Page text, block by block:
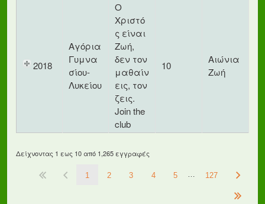
2018
Αγόρια
Γυμνα
σίου-
Λυκείου
Ο
Χριστό
ς είναι
Ζωή,
δεν τον
μαθαίν
εις, τον
ζεις.
Join the
club
10
Αιώνια
Ζωή
Δείχνοντας 1 εως 10 από 1,265 εγγραφές
1 2 3 4 5 … 127